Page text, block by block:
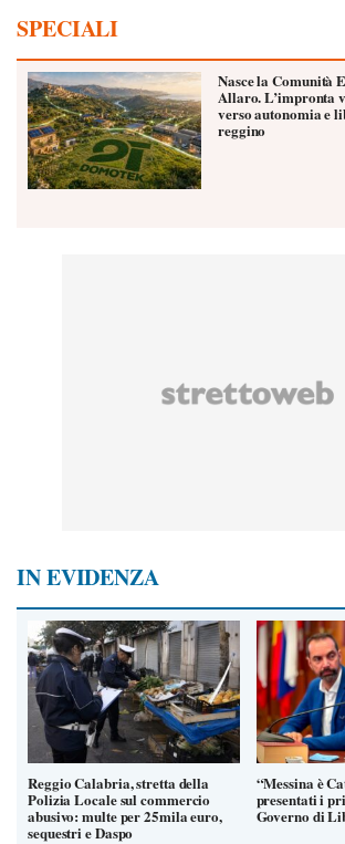
SPECIALI
Nasce la Comunità
Allaro. L’impronta
verso autonomia e
reggino
IN EVIDENZA
Reggio Calabria, stretta della
Polizia Locale sul commercio
abusivo: multe per 25mila euro,
sequestri e Daspo
“Messina è
presentati i
Governo di